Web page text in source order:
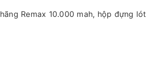
Remax 10.000 mah, hộp đựng lót